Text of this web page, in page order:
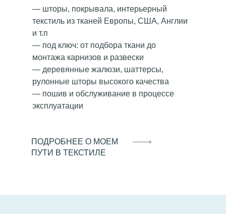
— шторы, покрывала, интерьерный
текстиль из тканей Европы, США, Англии
и т.п
— под ключ: от подбора ткани до
монтажа карнизов и развески
— деревянные жалюзи, шаттерсы,
рулонные шторы высокого качества
— пошив и обслуживание в процессе
эксплуатации
ПОДРОБНЕЕ О МОЕМ
ПУТИ В ТЕКСТИЛЕ